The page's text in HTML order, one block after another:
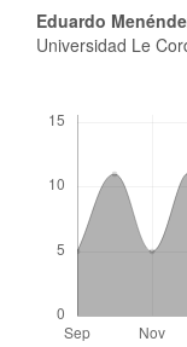
del
artículo
Eduardo
Universidad Le